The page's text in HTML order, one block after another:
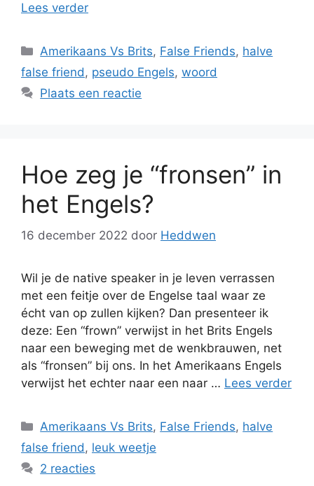
Lees verder
Categorieën
Amerikaans Vs Brits, False Friends, halve
false friend, pseudo Engels, woord
Plaats een reactie
Hoe zeg je “fronsen” in
het Engels?
16 december 2022 door Heddwen
Wil je de native speaker in je leven verrassen
met een feitje over de Engelse taal waar ze
écht van op zullen kijken? Dan presenteer ik
deze: Een “frown” verwijst in het Brits Engels
naar een beweging met de wenkbrauwen, net
als “fronsen” bij ons. In het Amerikaans Engels
verwijst het echter naar een naar … Lees verder
Categorieën
Amerikaans Vs Brits, False Friends, halve
false friend , leuk weetje
2 reacties